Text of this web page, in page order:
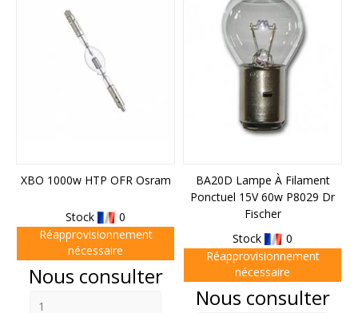
XBO 1000w HTP OFR Osram
Stock
0
Réapprovisionnement
nécessaire
Prix
Nous consulter
BA20D Lampe À Filament
Ponctuel 15V 60w P8029 Dr
Fischer
Stock
0
Réapprovisionnement
nécessaire
Prix
Nous consulter